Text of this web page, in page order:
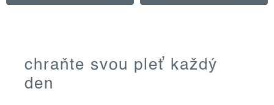
chraňte svou pleť každý
den